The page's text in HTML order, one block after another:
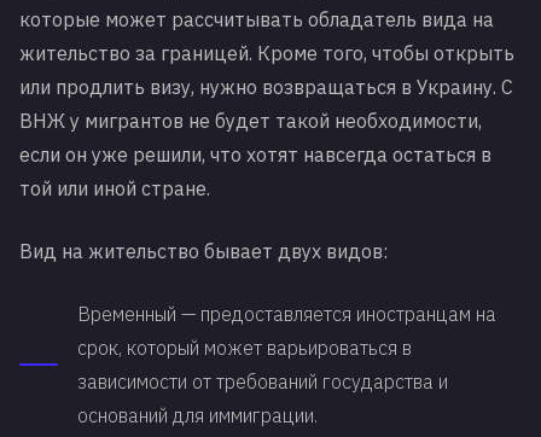
которые может рассчитывать обладатель вида на
жительство за границей. Кроме того, чтобы открыть
или продлить визу, нужно возвращаться в Украину. С
ВНЖ у мигрантов не будет такой необходимости,
если он уже решили, что хотят навсегда остаться в
той или иной стране.
Вид на жительство бывает двух видов:
Временный — предоставляется иностранцам на
срок, который может варьироваться в
зависимости от требований государства и
оснований для иммиграции.